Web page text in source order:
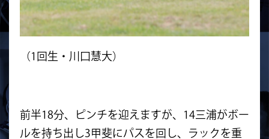
（1回生・川口慧大）
前半18分、ピンチを迎えますが、14三浦がボー
ルを持ち出し3甲斐にパスを回し、ラックを重